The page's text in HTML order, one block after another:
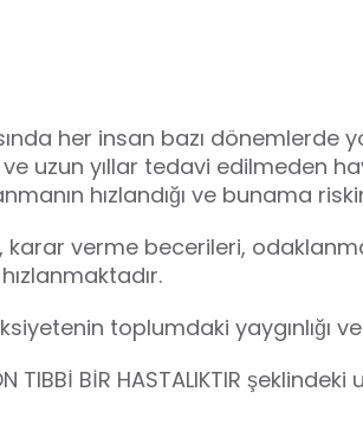
her insan bazı dönemlerde
ve uzun yıllar tedavi edilmeden
hızlandığı ve bunama
karar verme becerileri,
toplumdaki yaygınlığı
TIBBİ BİR HASTALIKTIR